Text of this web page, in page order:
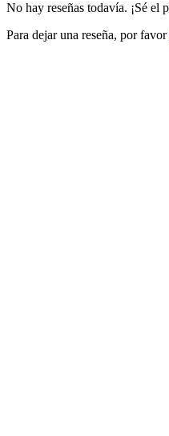
No hay reseñas todavía. ¡Sé el
Para dejar una reseña, por favor